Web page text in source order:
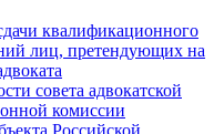
квалификационного
лиц, претендующих на
совета адвокатской
комиссии
Российской